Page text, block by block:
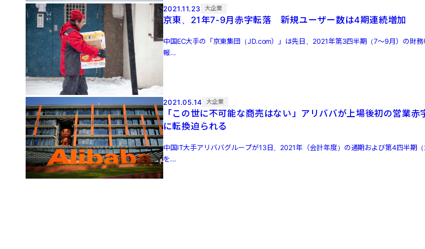
2021.11.23 大企業
京東、21年7-9月赤字転落 新規ユーザー数は4期連続増加
中国EC大手の「京東集団（JD.com）」は先日、2021年第3四半期（7〜9月）の財務
報...
2021.05.14 大企業
「この世に不可能な商売はない」アリババが上場後初の営業
に転換迫られる
中国IT大手アリババグループが13日、2021年（会計年度）の通期および第4四半期
を...